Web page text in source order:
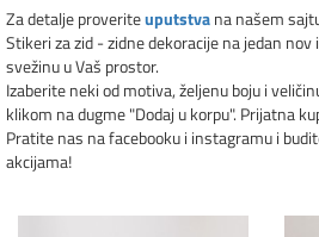
Za detalje proveriteuputstvana našem
Stikeri za zid - zidne dekoracije na jedan
svežinu u Vaš prostor.
Izaberite neki od motiva, željenu boju i
klikom na dugme "Dodaj u korpu". Prijatna
Pratite nas na facebooku i instagramu i
akcijama!